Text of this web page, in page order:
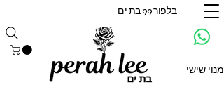
בלפור 99 בת ים
מנוי שישי